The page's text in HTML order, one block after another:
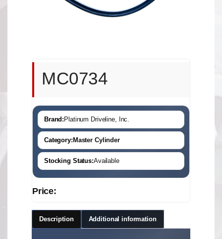
MC0734
Brand: Platinum Driveline, Inc.
Category: Master Cylinder
Stocking Status:Available
Price:
Description Additional information